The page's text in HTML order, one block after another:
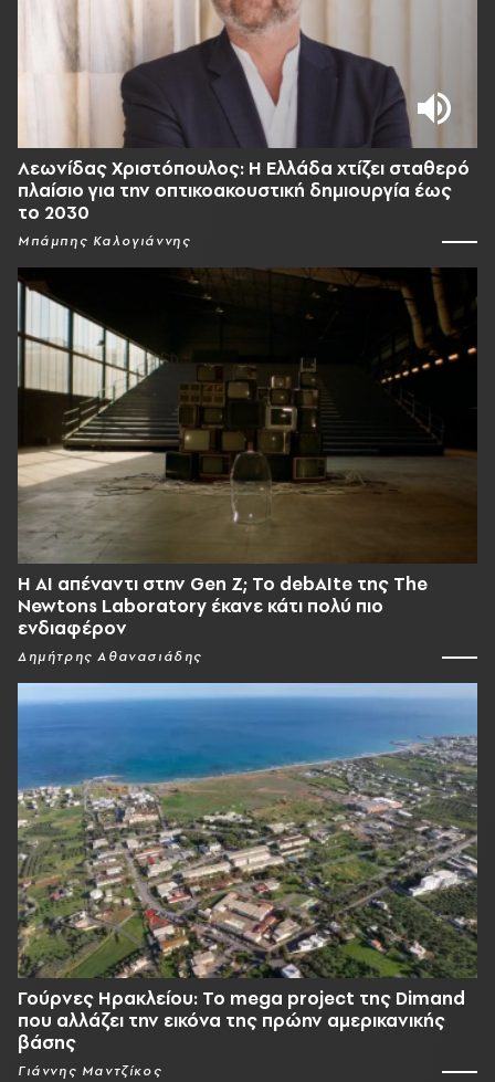
Λεωνίδας Χριστόπουλος: Η Ελλάδα χτίζει σταθερό
πλαίσιο για την οπτικοακουστική δημιουργία έως
το 2030
Μπάμπης Καλογιάννης
Η AI απέναντι στην Gen Z; Το debAIte της The
Newtons Laboratory έκανε κάτι πολύ πιο
ενδιαφέρον
Δημήτρης Αθανασιάδης
Γούρνες Ηρακλείου: To mega project της Dimand
που αλλάζει την εικόνα της πρώην αμερικανικής
βάσης
Γιάννης Μαντζίκος